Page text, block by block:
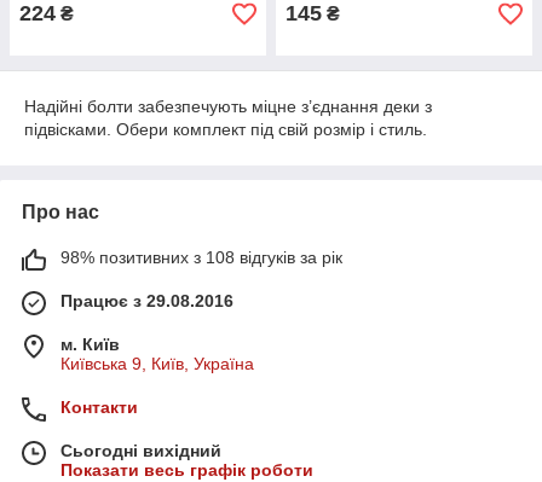
224 ₴ 145 ₴
Надійні болти забезпечують міцне з’єднання деки з
підвісками. Обери комплект під свій розмір і стиль.
Про нас
98% позитивних з 108 відгуків за рік
Працює з 29.08.2016
м. Київ
Київська 9, Київ, Україна
Контакти
Сьогодні вихідний
Показати весь графік роботи